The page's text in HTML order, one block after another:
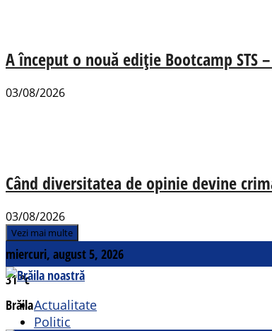
A început o nouă ediție Bootcamp
03/08/2026
Când diversitatea de opinie devine
03/08/2026
Vezi mai multe
miercuri, august 5, 2026
31°c
BrăilaActualitate
Politic